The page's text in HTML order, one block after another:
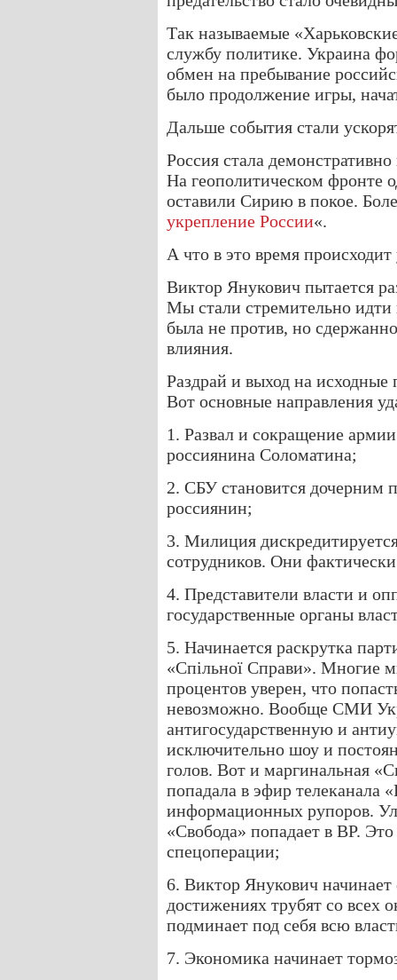
Так называемые
службу политике. Украина
обмен на пребывание
было продолжение игры,
Дальше события стали
Россия стала
На геополитическом фронте
оставили Сирию в покое.
укрепление России«.
А что в это время происходит
Виктор Янукович пытается
Мы стали стремительно
была не против, но
влияния.
Раздрай и выход на
Вот основные направления
1. Развал и сокращение
россиянина Соломатина;
2. СБУ становится
россиянин;
3. Милиция
сотрудников. Они
4. Представители власти и
государственные органы
5. Начинается раскрутка
«Спільної Справи». Многие
процентов уверен, что
невозможно. Вообще СМИ
антигосударственную и
исключительно шоу и
голов. Вот и маргинальная
попадала в эфир телеканала
информационных рупоров.
«Свобода» попадает в ВР.
спецоперации;
6. Виктор Янукович
достижениях трубят со всех
подминает под себя всю
7. Экономика начинает